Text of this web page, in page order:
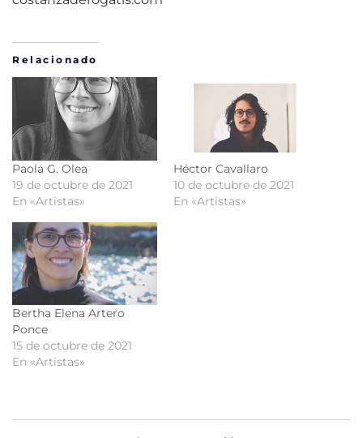
Relacionado
Paola G. Olea
19 de octubre de 2021
En «Artistas»
Héctor Cavallaro
10 de octubre de 2021
En «Artistas»
Bertha Elena Artero
Ponce
15 de octubre de 2021
En «Artistas»